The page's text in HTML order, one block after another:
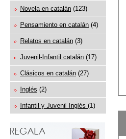
Novela en catalán (123)
Pensamiento en catalán (4)
Relatos en catalán (3)
Juvenil-Infantil catalán (17)
Clásicos en catalán (27)
Inglés (2)
Infantil y Juvenil Inglés (1)